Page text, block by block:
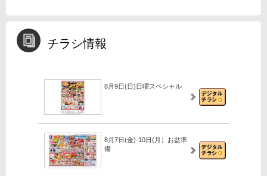
チラシ情報
8月9日(日)日曜スペシャル
8月7日(金)-10日(月）お盆準
備